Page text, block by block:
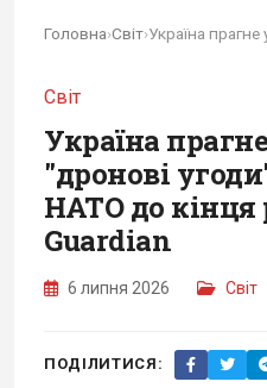
Головна›Світ›
Світ
Україна
"дронові
НАТО до кінця
Guardian
6 липня 2026 Світ
ПОДІЛИТИСЯ: